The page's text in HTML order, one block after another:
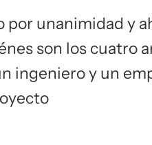
unanimidad y
son los cuatro
ingeniero y un